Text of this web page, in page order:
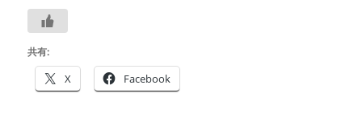
共有:
X Facebook